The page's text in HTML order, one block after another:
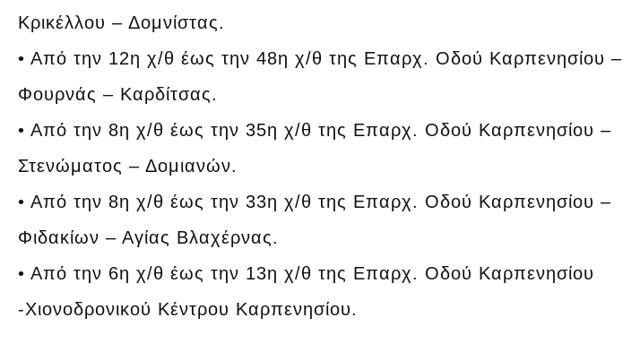
Κρικέλλου – Δομνίστας.
• Από την 12η χ/θ έως την 48η χ/θ της Επαρχ. Οδού Καρπενησίου –
Φουρνάς – Καρδίτσας.
• Από την 8η χ/θ έως την 35η χ/θ της Επαρχ. Οδού Καρπενησίου –
Στενώματος – Δομιανών.
• Από την 8η χ/θ έως την 33η χ/θ της Επαρχ. Οδού Καρπενησίου –
Φιδακίων – Αγίας Βλαχέρνας.
• Από την 6η χ/θ έως την 13η χ/θ της Επαρχ. Οδού Καρπενησίου
-Χιονοδρονικού Κέντρου Καρπενησίου.